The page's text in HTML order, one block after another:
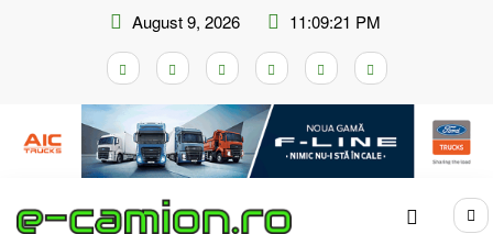
August 9, 2026 11:09:22 PM